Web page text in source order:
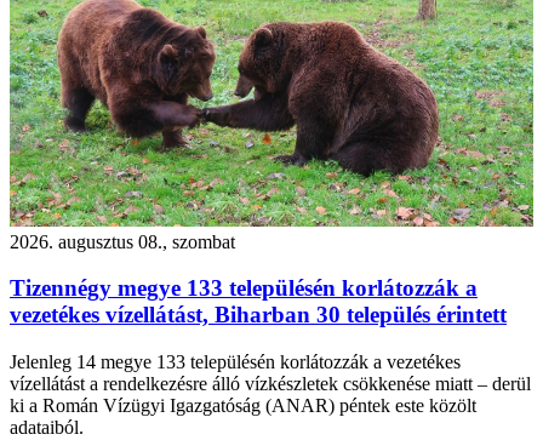
2026. augusztus 08., szombat
Tizennégy megye 133 településén korlátozzák a
vezetékes vízellátást, Biharban 30 település érintett
Jelenleg 14 megye 133 településén korlátozzák a vezetékes
vízellátást a rendelkezésre álló vízkészletek csökkenése miatt – derül
ki a Román Vízügyi Igazgatóság (ANAR) péntek este közölt
adataiból.